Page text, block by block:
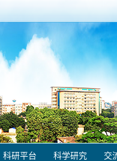
科研平台 科学研究 交